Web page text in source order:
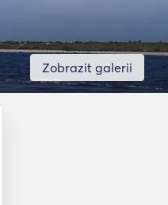
Zobrazit galerii